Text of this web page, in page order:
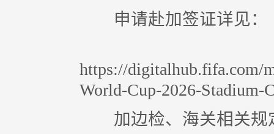
申请赴加签证详见：
https://digitalhub.fifa.com/
World-Cup-2026-Stadium-
加边检、海关相关规